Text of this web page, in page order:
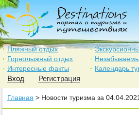
Пляжный отдых
Горнолыжный отдых
Интересные факты
Календарь
Вход Регистрация
Главная > Новости туризма за 04.04.2021